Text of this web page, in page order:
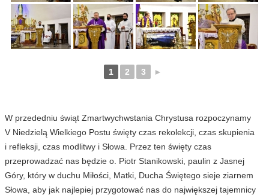
1 2 3 ►
W przededniu świąt Zmartwychwstania Chrystusa rozpoczynamy
V Niedzielą Wielkiego Postu święty czas rekolekcji, czas skupienia
i refleksji, czas modlitwy i Słowa. Przez ten święty czas
przeprowadzać nas będzie o. Piotr Stanikowski, paulin z Jasnej
Góry, który w duchu Miłości, Matki, Ducha Świętego sieje ziarnem
Słowa, aby jak najlepiej przygotować nas do największej tajemnicy